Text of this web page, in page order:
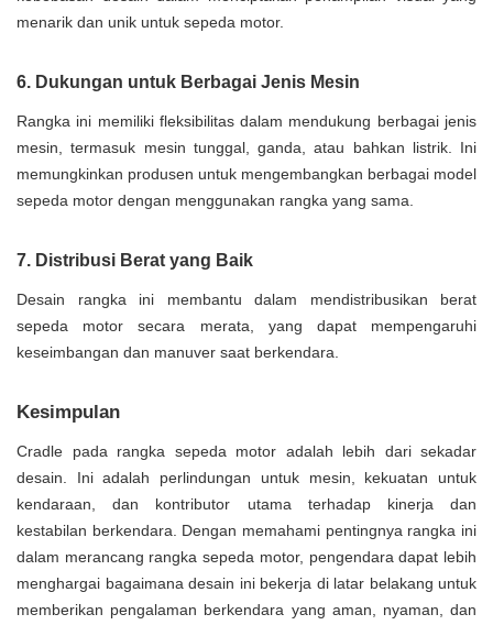
menarik dan unik untuk sepeda motor.
6. Dukungan untuk Berbagai Jenis Mesin
Rangka ini memiliki fleksibilitas dalam mendukung berbagai jenis
mesin, termasuk mesin tunggal, ganda, atau bahkan listrik. Ini
memungkinkan produsen untuk mengembangkan berbagai model
sepeda motor dengan menggunakan rangka yang sama.
7. Distribusi Berat yang Baik
Desain rangka ini membantu dalam mendistribusikan berat
sepeda motor secara merata, yang dapat mempengaruhi
keseimbangan dan manuver saat berkendara.
Kesimpulan
Cradle pada rangka sepeda motor adalah lebih dari sekadar
desain. Ini adalah perlindungan untuk mesin, kekuatan untuk
kendaraan, dan kontributor utama terhadap kinerja dan
kestabilan berkendara. Dengan memahami pentingnya rangka ini
dalam merancang rangka sepeda motor, pengendara dapat lebih
menghargai bagaimana desain ini bekerja di latar belakang untuk
memberikan pengalaman berkendara yang aman, nyaman, dan